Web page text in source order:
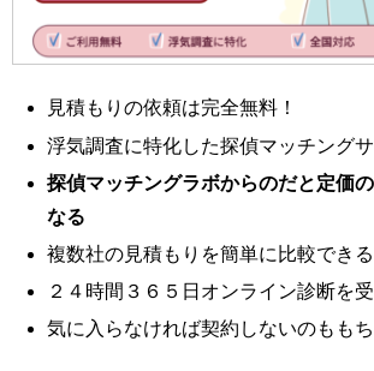
見積もりの依頼は完全無料！
浮気調査に特化した探偵マッチングサ
探偵マッチングラボからのだと定価
なる
複数社の見積もりを簡単に比較できる
２４時間３６５日オンライン診断を
気に入らなければ契約しないのもも